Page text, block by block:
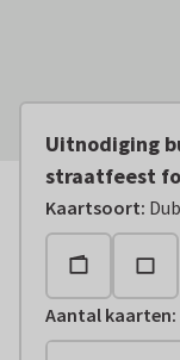
Uitnodiging
straatfeest
Kaartsoort:
Aantal kaarten: